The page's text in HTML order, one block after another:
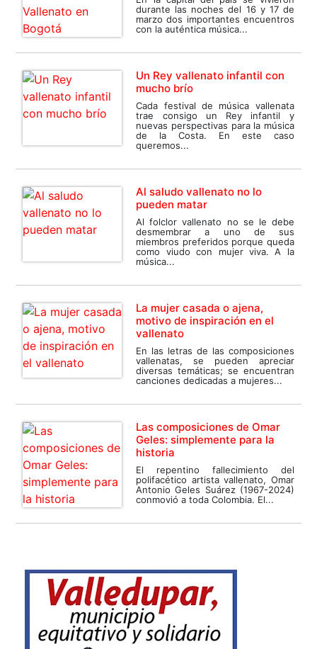
durante las noches del 16 y 17 de
marzo dos importantes encuentros
con la auténtica música...
Un Rey vallenato infantil con
mucho brío
Cada festival de música vallenata
trae consigo un Rey infantil y
nuevas perspectivas para la música
de la Costa. En este caso
queremos...
Al saludo vallenato no lo
pueden matar
Al folclor vallenato no se le debe
desmembrar a uno de sus
miembros preferidos porque queda
como viudo con mujer viva. A la
música...
La mujer casada o ajena,
motivo de inspiración en el
vallenato
En las letras de las composiciones
vallenatas, se pueden apreciar
diversas temáticas; se encuentran
canciones dedicadas a mujeres...
Las composiciones de Omar
Geles: simplemente para la
historia
El repentino fallecimiento del
polifacético artista vallenato, Omar
Antonio Geles Suárez (1967-2024)
conmovió a toda Colombia. El...